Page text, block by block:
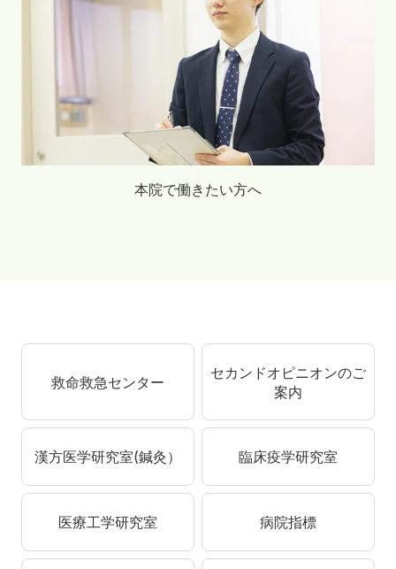
本院で働きたい方へ
救命救急センター
セカンドオピニオンのご
案内
漢方医学研究室(鍼灸） 臨床疫学研究室
医療工学研究室 病院指標